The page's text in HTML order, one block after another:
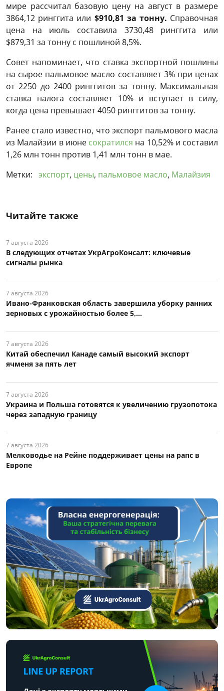
мире рассчитал базовую цену на август в размере
3864,12 ринггита или $910,81 за тонну. Справочная
цена на июль составила 3730,48 ринггита или
$879,31 за тонну с пошлиной 8,5%.
Совет напоминает, что ставка экспортной пошлины
на сырое пальмовое масло составляет 3% при ценах
от 2250 до 2400 ринггитов за тонну. Максимальная
ставка налога составляет 10% и вступает в силу,
когда цена превышает 4050 ринггитов за тонну.
Ранее стало известно, что экспорт пальмового масла
из Малайзии в июне сократился на 10,52% и составил
1,26 млн тонн против 1,41 млн тонн в мае.
Метки: экспорт, цены, пальмовое масло, Малайзия
Читайте также
7 августа 2026
В следующих отчетах УкрАгроКонсалт: ключевые
сигналы рынка
7 августа 2026
Ивано-Франковская область завершила уборку ранних
зерновых с урожайностью более 5,...
7 августа 2026
Китай обеспечил Канаде самый высокий экспорт
ячменя за пять лет
7 августа 2026
Украина и Польша готовятся к увеличению грузопотока
через западную границу
7 августа 2026
Мелководье на Рейне поддерживает цены на рапс в
Европе